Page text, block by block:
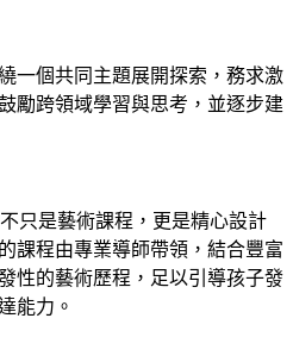
一個共同主題展開探索，務求激
勵跨領域學習與思考，並逐步建
只是藝術課程，更是精心設計
課程由專業導師帶領，結合豐富
性的藝術歷程，足以引導孩子發
能力。